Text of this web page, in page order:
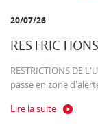
20/07/26
RESTRICTIONS DE
passe en zone
Lire la suite